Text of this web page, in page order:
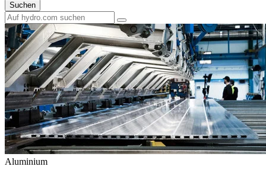
Suchen
Aluminium